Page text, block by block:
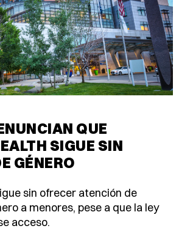
QUE
SIGUE SIN
GÉNERO
sin ofrecer atención de
a menores, pese a que la ley
acceso.